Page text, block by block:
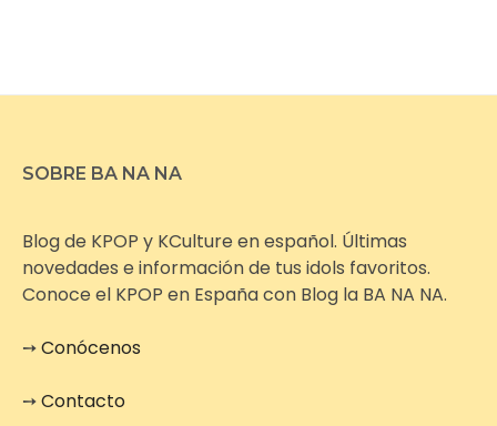
SOBRE BA NA NA
Blog de KPOP y KCulture en español. Últimas
novedades e información de tus idols favoritos.
Conoce el KPOP en España con Blog la BA NA NA.
➙Conócenos
➙Contacto